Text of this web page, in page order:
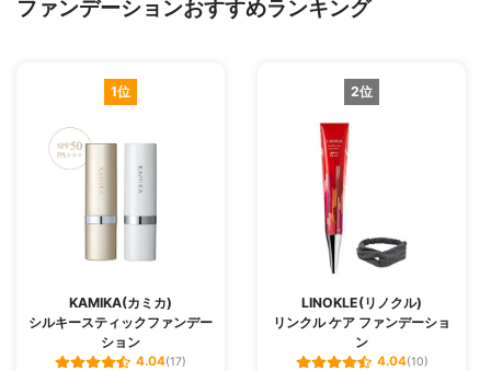
ファンデーションおすすめランキング
1位
KAMIKA(カミカ)
シルキースティックファンデー
ション
4.04(17)
2位
LINOKLE(リノクル)
リンクル ケア ファンデーショ
ン
4.04(10)